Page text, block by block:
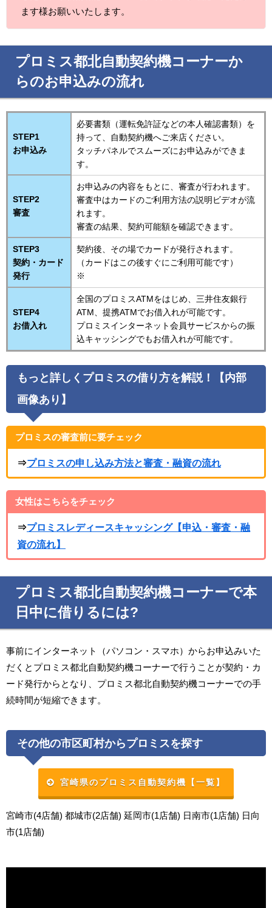
ます様お願いいたします。
プロミス都北自動契約機コーナーか
らのお申込みの流れ
STEP1
お申込み
必要書類（運転免許証などの本人確認書類）を
持って、自動契約機へご来店ください。
タッチパネルでスムーズにお申込みができま
す。
STEP2
審査
お申込みの内容をもとに、審査が行われます。
審査中はカードのご利用方法の説明ビデオが流
れます。
審査の結果、契約可能額を確認できます。
STEP3
契約・カード
発行
契約後、その場でカードが発行されます。
（カードはこの後すぐにご利用可能です）
※
STEP4
お借入れ
全国のプロミスATMをはじめ、三井住友銀行
ATM、提携ATMでお借入れが可能です。
プロミスインターネット会員サービスからの振
込キャッシングでもお借入れが可能です。
もっと詳しくプロミスの借り方を解説！【内部
画像あり】
プロミスの審査前に要チェック
⇒プロミスの申し込み方法と審査・融資の流れ
女性はこちらをチェック
⇒プロミスレディースキャッシング【申込・審査・融
資の流れ】
プロミス都北自動契約機コーナーで本
日中に借りるには?
事前にインターネット（パソコン・スマホ）からお申込みいた
だくとプロミス都北自動契約機コーナーで行うことが契約・カ
ード発行からとなり、プロミス都北自動契約機コーナーでの手
続時間が短縮できます。
その他の市区町村からプロミスを探す
宮崎県のプロミス自動契約機【一覧】
宮崎市(4店舗) 都城市(2店舗) 延岡市(1店舗) 日南市(1店舗) 日向
市(1店舗)